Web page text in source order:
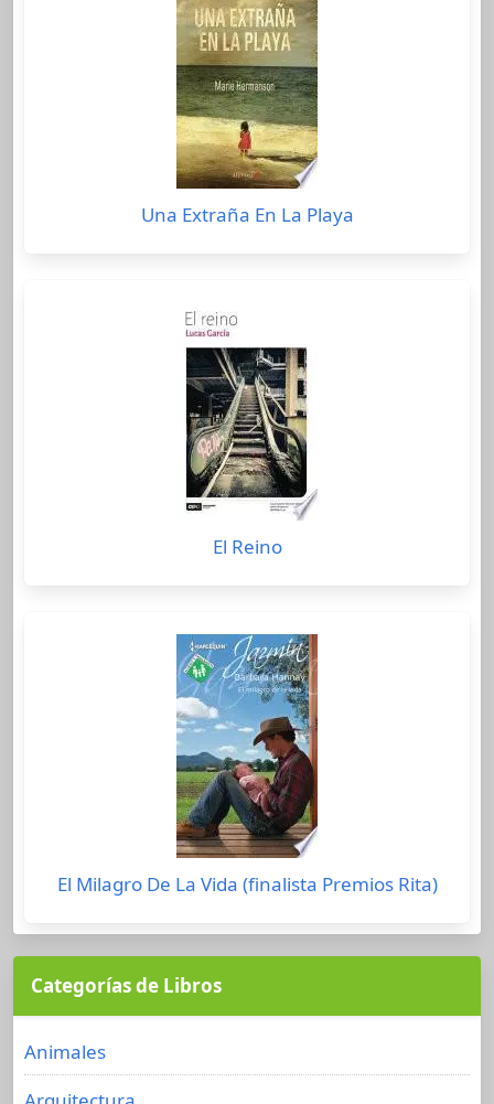
Una Extraña En La Playa
El Reino
El Milagro De La Vida (finalista Premios Rita)
Categorías de Libros
Animales